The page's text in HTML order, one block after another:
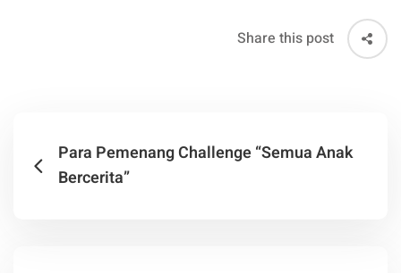
Share this post
Para Pemenang Challenge “Semua Anak
Bercerita”